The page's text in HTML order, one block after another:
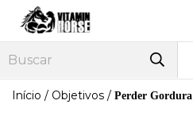
Início / Objetivos / Perder Gordura